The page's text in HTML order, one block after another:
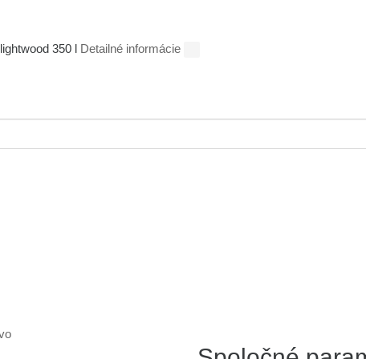
350 l Detailné informácie